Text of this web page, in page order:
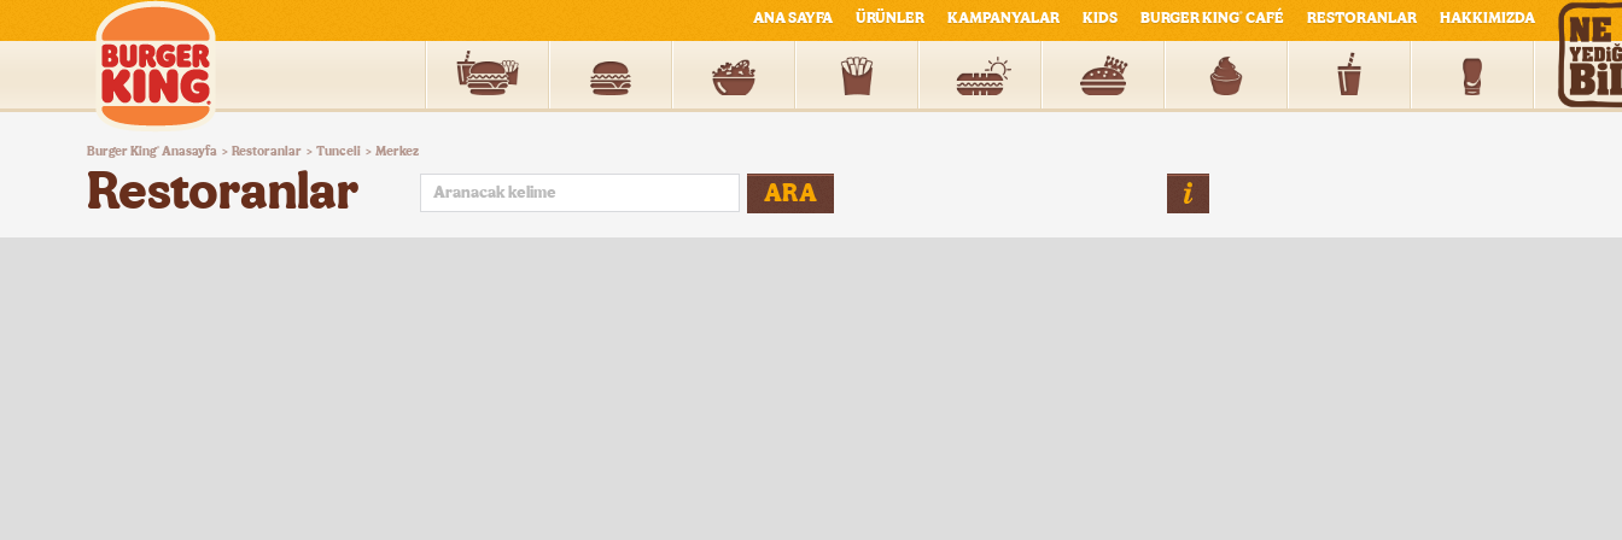
Burger
King®
Türkiye
ANA SAYFA ÜRÜNLER KAMPANYALAR KIDS BURGER KING® CAFÉ RESTORANLAR HAKKIMIZDA
Burger King® Anasayfa > Restoranlar > Tunceli > Merkez
Restoranlar ARA